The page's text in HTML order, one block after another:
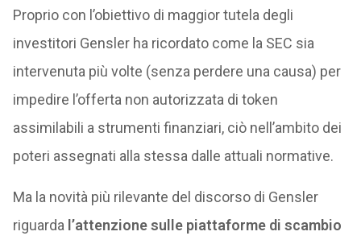
Proprio con l’obiettivo di maggior tutela degli
investitori Gensler ha ricordato come la SEC sia
intervenuta più volte (senza perdere una causa) per
impedire l’offerta non autorizzata di token
assimilabili a strumenti finanziari, ciò nell’ambito dei
poteri assegnati alla stessa dalle attuali normative.
Ma la novità più rilevante del discorso di Gensler
riguarda l’attenzione sulle piattaforme di scambio